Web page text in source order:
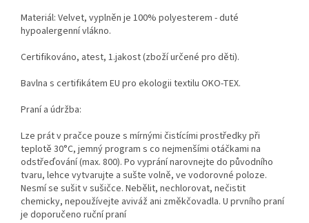
Materiál: Velvet, vyplněn je 100% polyesterem - duté
hypoalergenní vlákno.
Certifikováno, atest, 1.jakost (zboží určené pro děti).
Bavlna s certifikátem EU pro ekologii textilu OKO-TEX.
Praní a údržba:
Lze prát v pračce pouze s mírnými čistícími prostředky při
teplotě 30°C, jemný program s co nejmenšími otáčkami na
odstřeďování (max. 800). Po vyprání narovnejte do původního
tvaru, lehce vytvarujte a sušte volně, ve vodorovné poloze.
Nesmí se sušit v sušičce. Nebělit, nechlorovat, nečistit
chemicky, nepoužívejte aviváž ani změkčovadla. U prvního praní
je doporučeno ruční praní